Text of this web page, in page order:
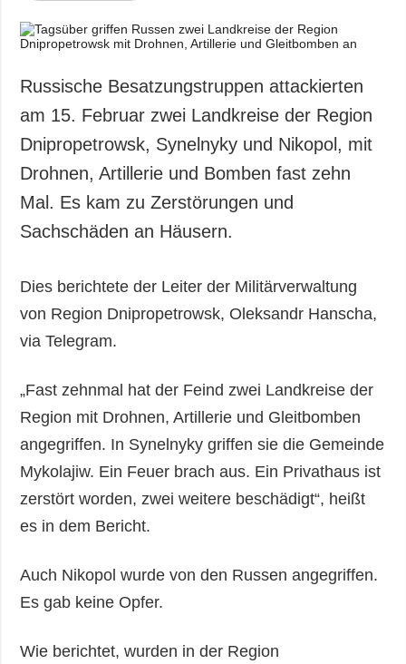
Russische Besatzungstruppen attackierten
am 15. Februar zwei Landkreise der Region
Dnipropetrowsk, Synelnyky und Nikopol, mit
Drohnen, Artillerie und Bomben fast zehn
Mal. Es kam zu Zerstörungen und
Sachschäden an Häusern.
Dies berichtete der Leiter der Militärverwaltung
von Region Dnipropetrowsk, Oleksandr Hanscha,
via Telegram.
„Fast zehnmal hat der Feind zwei Landkreise der
Region mit Drohnen, Artillerie und Gleitbomben
angegriffen. In Synelnyky griffen sie die Gemeinde
Mykolajiw. Ein Feuer brach aus. Ein Privathaus ist
zerstört worden, zwei weitere beschädigt“, heißt
es in dem Bericht.
Auch Nikopol wurde von den Russen angegriffen.
Es gab keine Opfer.
Wie berichtet, wurden in der Region